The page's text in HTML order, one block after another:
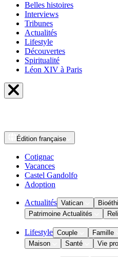
Belles histoires
Interviews
Tribunes
Actualités
Lifestyle
Découvertes
Spiritualité
Léon XIV à Paris
Édition française
Cotignac
Vacances
Castel Gandolfo
Adoption
Actualités Vatican
Patrimoine Actualités
Lifestyle Couple Famille
Maison
Santé Vie